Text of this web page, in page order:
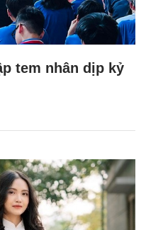
tem nhân dịp kỷ